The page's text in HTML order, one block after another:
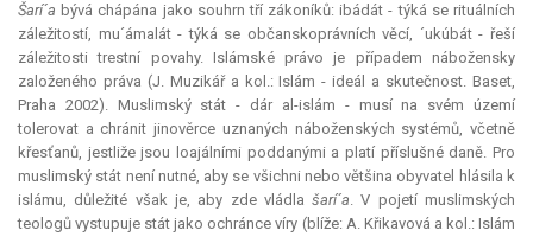
Šarí´a bývá chápána jako souhrn tří zákoníků: ibádát - týká se rituálních
záležitostí, mu´ámalát - týká se občanskoprávních věcí, ´ukúbát - řeší
záležitosti trestní povahy. Islámské právo je případem nábožensky
založeného práva (J. Muzikář a kol.: Islám - ideál a skutečnost. Baset,
Praha 2002). Muslimský stát - dár al-islám - musí na svém území
tolerovat a chránit jinověrce uznaných náboženských systémů, včetně
křesťanů, jestliže jsou loajálními poddanými a platí příslušné daně. Pro
muslimský stát není nutné, aby se všichni nebo většina obyvatel hlásila k
islámu, důležité však je, aby zde vládlašarí´a. V pojetí muslimských
teologů vystupuje stát jako ochránce víry (blíže: A. Křikavová a kol.: Islám